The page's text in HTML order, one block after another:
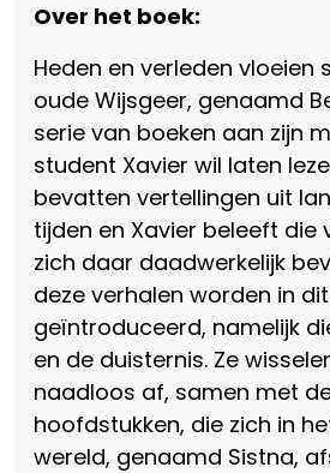
Over het boek:
Heden en verleden vloeien
oude Wijsgeer, genaamd
serie van boeken aan zijn
student Xavier wil laten
bevatten vertellingen uit
tijden en Xavier beleeft die
zich daar daadwerkelijk
deze verhalen worden in
geïntroduceerd, namelijk
en de duisternis. Ze
naadloos af, samen met
hoofdstukken, die zich in
wereld, genaamd Sistna,